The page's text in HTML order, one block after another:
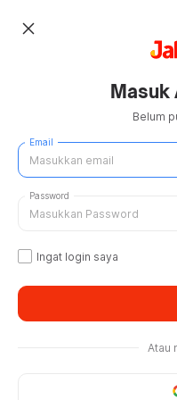
close
Masuk
Belum
Email
Password
Ingat login saya
Atau